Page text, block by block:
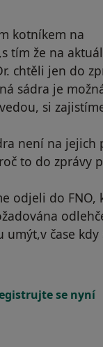
kotníkem na
tím že na
chtěli jen do
sádra je
si
není na jejich
to do zprávy
odjeli do FNO,
čase kdy
ambulance MNOF
se nyní